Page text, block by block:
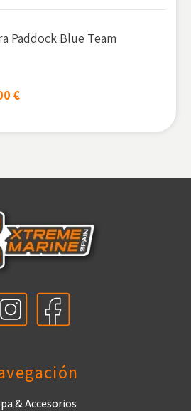
Paddock Blue Team
€
& Accesorios